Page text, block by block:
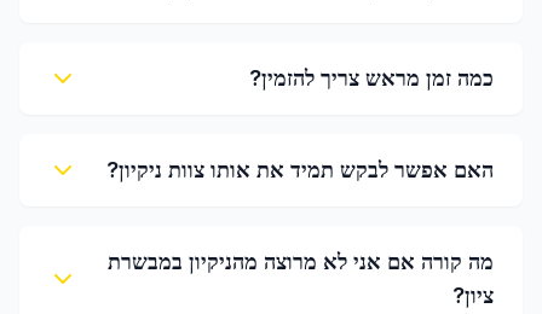
כמה זמן מראש צריך להזמין?
האם אפשר לבקש תמיד את אותו צוות ניקיון?
מה קורה אם אני לא מרוצה מהניקיון במבשרת
ציון?